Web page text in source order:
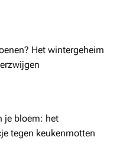
Het wintergeheim
je bloem: het
tegen keukenmotten